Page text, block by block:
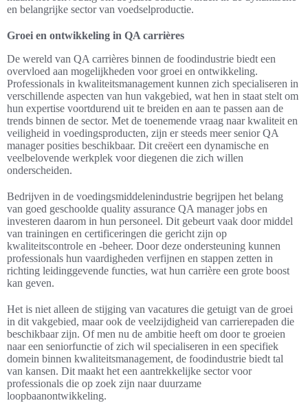
en belangrijke sector van voedselproductie.
Groei en ontwikkeling in QA carrières
De wereld van QA carrières binnen de foodindustrie biedt een
overvloed aan mogelijkheden voor groei en ontwikkeling.
Professionals in kwaliteitsmanagement kunnen zich specialiseren in
verschillende aspecten van hun vakgebied, wat hen in staat stelt om
hun expertise voortdurend uit te breiden en aan te passen aan de
trends binnen de sector. Met de toenemende vraag naar kwaliteit en
veiligheid in voedingsproducten, zijn er steeds meer senior QA
manager posities beschikbaar. Dit creëert een dynamische en
veelbelovende werkplek voor diegenen die zich willen
onderscheiden.
Bedrijven in de voedingsmiddelenindustrie begrijpen het belang
van goed geschoolde quality assurance QA manager jobs en
investeren daarom in hun personeel. Dit gebeurt vaak door middel
van trainingen en certificeringen die gericht zijn op
kwaliteitscontrole en -beheer. Door deze ondersteuning kunnen
professionals hun vaardigheden verfijnen en stappen zetten in
richting leidinggevende functies, wat hun carrière een grote boost
kan geven.
Het is niet alleen de stijging van vacatures die getuigt van de groei
in dit vakgebied, maar ook de veelzijdigheid van carrierepaden die
beschikbaar zijn. Of men nu de ambitie heeft om door te groeien
naar een seniorfunctie of zich wil specialiseren in een specifiek
domein binnen kwaliteitsmanagement, de foodindustrie biedt tal
van kansen. Dit maakt het een aantrekkelijke sector voor
professionals die op zoek zijn naar duurzame
loopbaanontwikkeling.